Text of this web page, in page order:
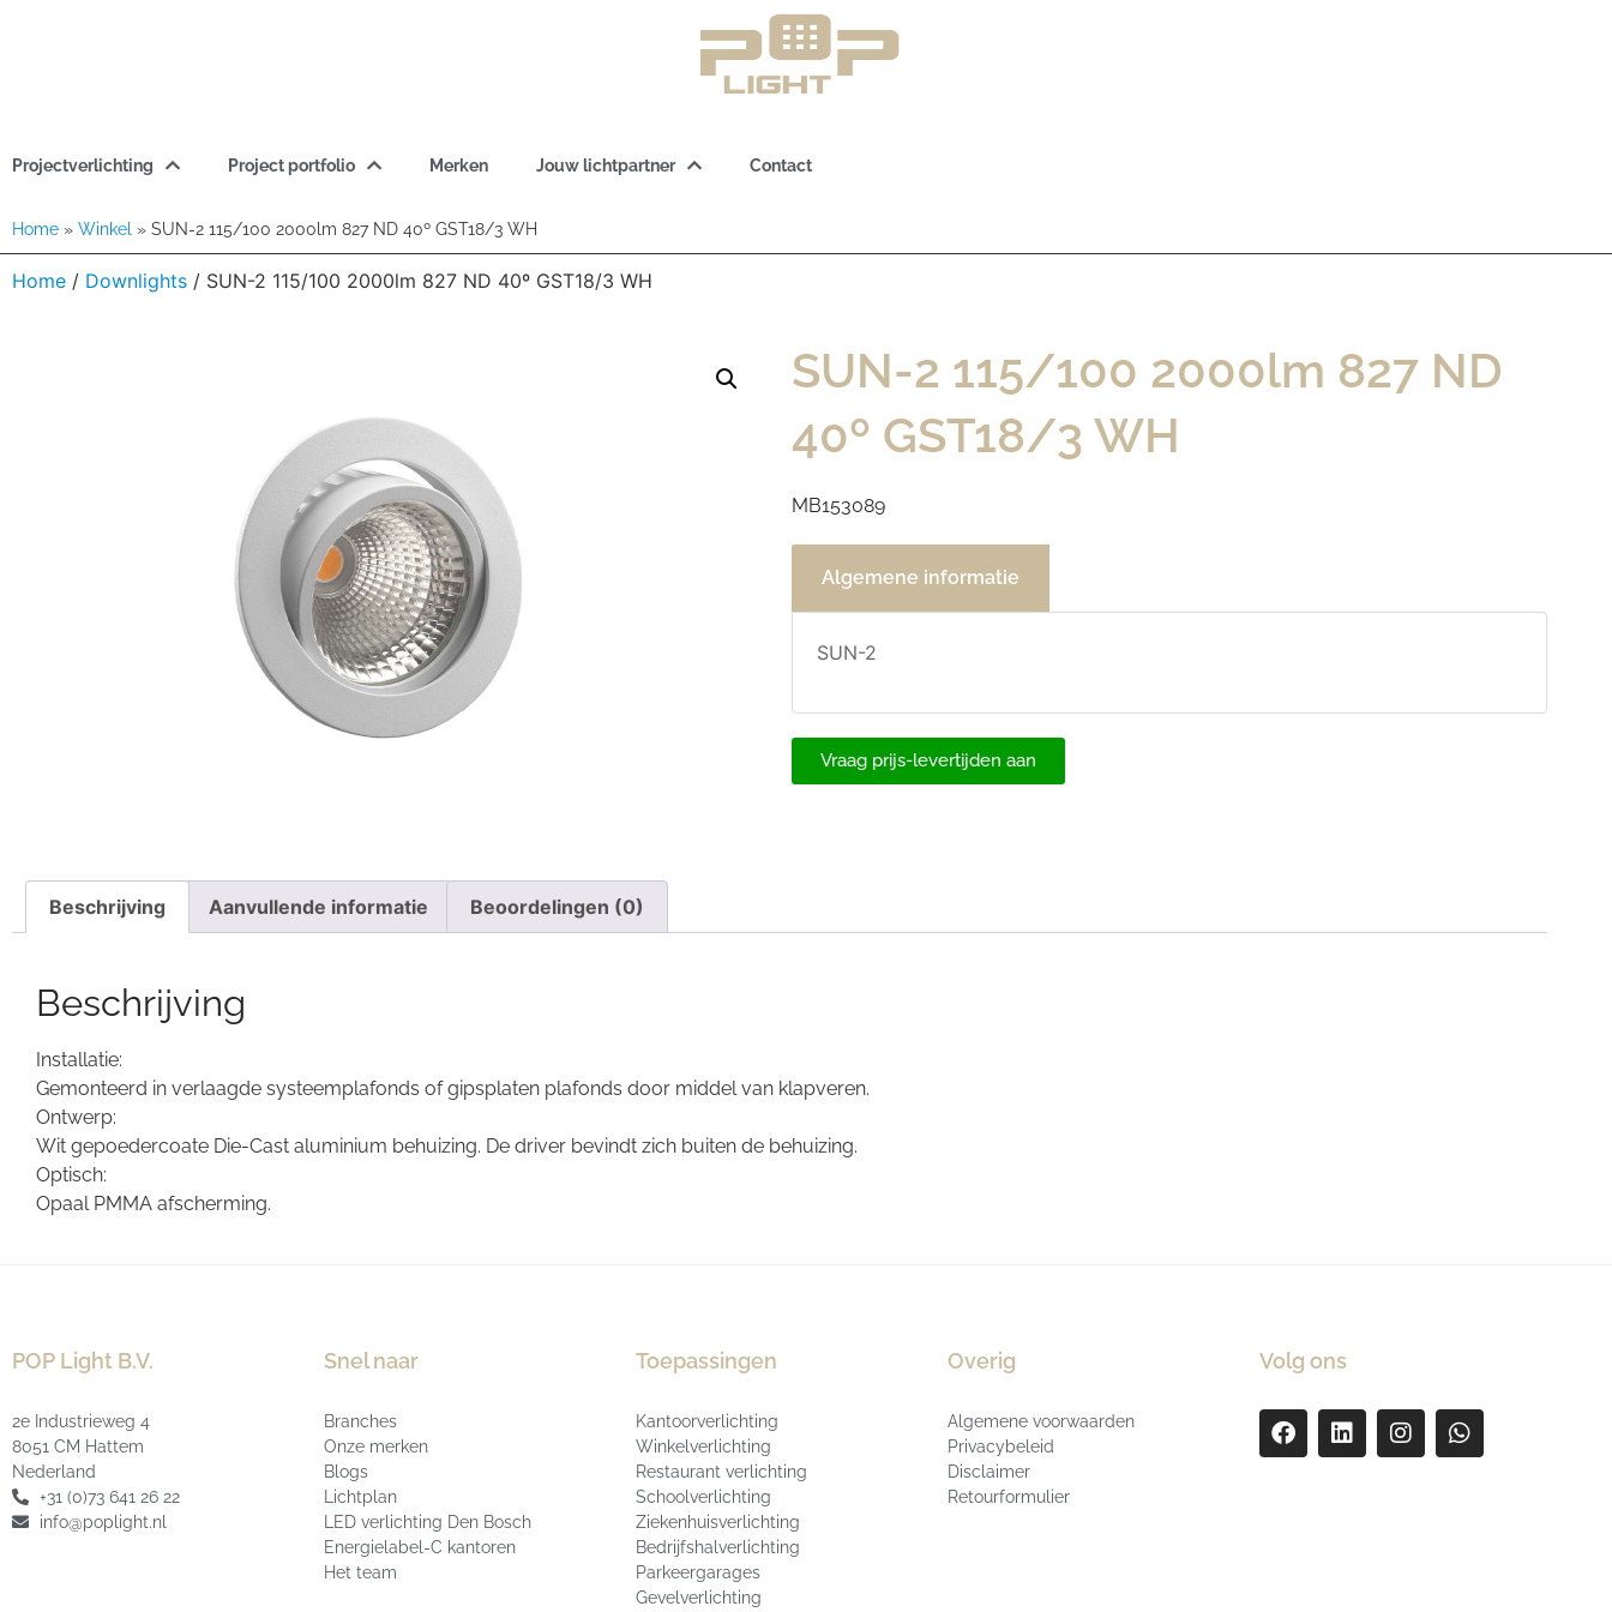
Projectverlichting Project portfolio Merken Jouw lichtpartner Contact
Home » Winkel » SUN-2 115/100 2000lm 827 ND 40º GST18/3 WH
Home / Downlights / SUN-2 115/100 2000lm 827 ND 40º GST18/3 WH
SUN-2 115/100 2000lm 827 ND
40º GST18/3 WH
MB153089
Algemene informatie
SUN-2
Vraag prijs-levertijden aan
Beschrijving Aanvullende informatie Beoordelingen (0)
Beschrijving
Installatie:
Gemonteerd in verlaagde systeemplafonds of gipsplaten plafonds door middel van klapveren.
Ontwerp:
Wit gepoedercoate Die-Cast aluminium behuizing. De driver bevindt zich buiten de behuizing.
Optisch:
Opaal PMMA afscherming.
POP Light B.V.
2e Industrieweg 4
8051 CM Hattem
Nederland
+31 (0)73 641 26 22
info@poplight.nl
Snel naar
Branches
Onze merken
Blogs
Lichtplan
LED verlichting Den Bosch
Energielabel-C kantoren
Het team
Toepassingen
Kantoorverlichting
Winkelverlichting
Restaurant verlichting
Schoolverlichting
Ziekenhuisverlichting
Bedrijfshalverlichting
Parkeergarages
Gevelverlichting
Overig
Algemene voorwaarden
Privacybeleid
Disclaimer
Retourformulier
Volg ons